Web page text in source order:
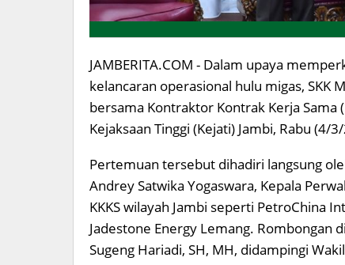
JAMBERITA.COM - Dalam upaya
kelancaran operasional hulu migas, SKK
bersama Kontraktor Kontrak Kerja Sama
Kejaksaan Tinggi (Kejati) Jambi, Rabu (4/
Pertemuan tersebut dihadiri langsung
Andrey Satwika Yogaswara, Kepala
KKKS wilayah Jambi seperti PetroChina
Jadestone Energy Lemang. Rombongan
Sugeng Hariadi, SH, MH, didampingi